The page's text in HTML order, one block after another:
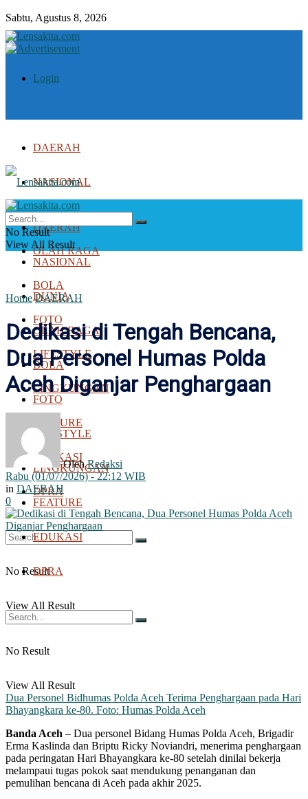
Sabtu, Agustus 8, 2026
Login
DAERAH
NASIONAL
DUNIA
OLAH RAGA
BOLA
FOTO
LIFESTYLE
LINGKUNGAN
FEATURE
EDUKASI
DPRA
No Result
View All Result
DAERAH
NASIONAL
DUNIA
OLAH RAGA
BOLA
FOTO
LIFESTYLE
LINGKUNGAN
FEATURE
EDUKASI
DPRA
No Result
View All Result
No Result
View All Result
Home DAERAH
Dedikasi di Tengah Bencana,
Dua Personel Humas Polda
Aceh Diganjar Penghargaan
Oleh Redaksi
Rabu (01/07/2026) - 22:12 WIB
in DAERAH
0
Dua Personel Bidhumas Polda Aceh Terima Penghargaan pada Hari
Bhayangkara ke-80. Foto: Humas Polda Aceh
Banda Aceh – Dua personel Bidang Humas Polda Aceh, Brigadir
Erma Kaslinda dan Briptu Ricky Noviandri, menerima penghargaan
pada peringatan Hari Bhayangkara ke-80 setelah dinilai bekerja
melampaui tugas pokok saat mendukung penanganan dan
pemulihan bencana di Aceh pada akhir 2025.